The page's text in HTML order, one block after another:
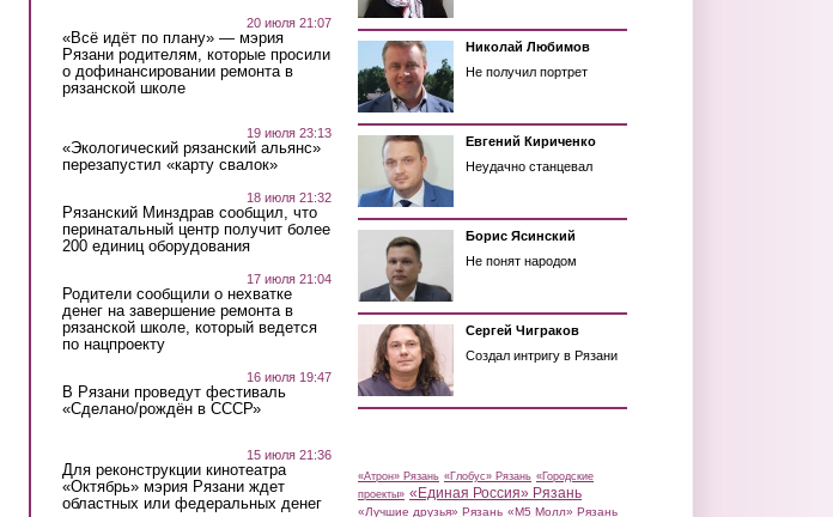
20 июля 21:07
«Всё идёт по плану» — мэрия
Рязани родителям, которые просили
о дофинансировании ремонта в
рязанской школе
19 июля 23:13
«Экологический рязанский альянс»
перезапустил «карту свалок»
18 июля 21:32
Рязанский Минздрав сообщил, что
перинатальный центр получит более
200 единиц оборудования
17 июля 21:04
Родители сообщили о нехватке
денег на завершение ремонта в
рязанской школе, который ведется
по нацпроекту
16 июля 19:47
В Рязани проведут фестиваль
«Сделано/рождён в СССР»
15 июля 21:36
Для реконструкции кинотеатра
«Октябрь» мэрия Рязани ждет
областных или федеральных денег
Николай Любимов
Не получил портрет
Евгений Кириченко
Неудачно станцевал
Борис Ясинский
Не понят народом
Сергей Чиграков
Создал интригу в Рязани
«Атрон» Рязань «Глобус» Рязань «Городские
проекты» «Единая Россия» Рязань
«Лучшие друзья» Рязань «М5 Молл» Рязань